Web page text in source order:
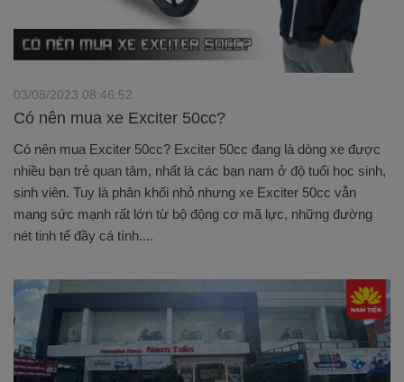
Có nên mua xe Exciter 50cc?
03/08/2023 08:46:52
Có nên mua Exciter 50cc? Exciter 50cc đang là dòng xe được
nhiều bạn trẻ quan tâm, nhất là các bạn nam ở độ tuổi học sinh,
sinh viên. Tuy là phân khối nhỏ nhưng xe Exciter 50cc vẫn
mang sức mạnh rất lớn từ bộ động cơ mã lực, những đường
nét tinh tế đầy cá tính....